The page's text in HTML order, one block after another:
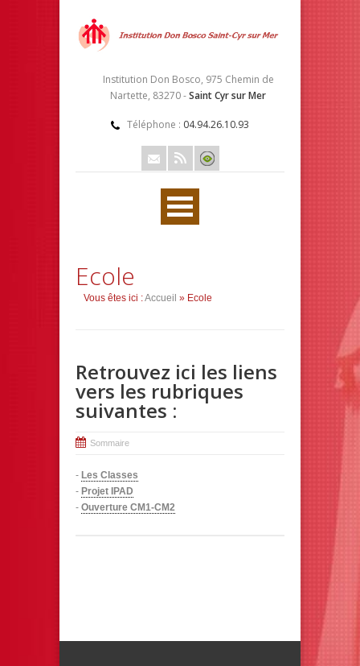
Institution Don Bosco, 975 Chemin de
Nartette, 83270 -Saint Cyr sur Mer
Téléphone : 04.94.26.10.93
Ecole
Vous êtes ici :Accueil » Ecole
Retrouvez ici les liens
vers les rubriques
suivantes :
Sommaire
- Les Classes
- Projet IPAD
- Ouverture CM1-CM2